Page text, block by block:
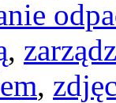
,
,